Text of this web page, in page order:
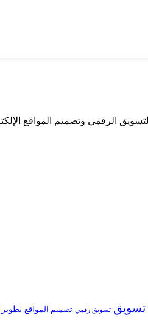
تسويق تسويق رقمي تصميم المواقع تطوير